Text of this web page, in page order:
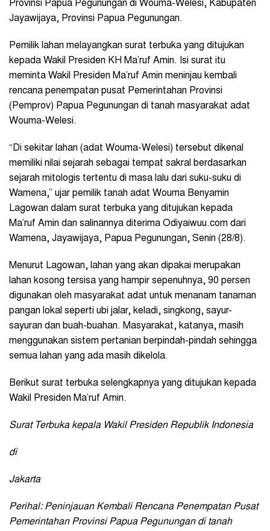
Provinsi Papua Pegunungan di Wouma-Welesi, Kabupaten
Jayawijaya, Provinsi Papua Pegunungan.
Pemilik lahan melayangkan surat terbuka yang ditujukan
kepada Wakil Presiden KH Ma’ruf Amin. Isi surat itu
meminta Wakil Presiden Ma’ruf Amin meninjau kembali
rencana penempatan pusat Pemerintahan Provinsi
(Pemprov) Papua Pegunungan di tanah masyarakat adat
Wouma-Welesi.
“Di sekitar lahan (adat Wouma-Welesi) tersebut dikenal
memiliki nilai sejarah sebagai tempat sakral berdasarkan
sejarah mitologis tertentu di masa lalu dari suku-suku di
Wamena,” ujar pemilik tanah adat Wouma Benyamin
Lagowan dalam surat terbuka yang ditujukan kepada
Ma’ruf Amin dan salinannya diterima Odiyaiwuu.com dari
Wamena, Jayawijaya, Papua Pegunungan, Senin (28/8).
Menurut Lagowan, lahan yang akan dipakai merupakan
lahan kosong tersisa yang hampir sepenuhnya, 90 persen
digunakan oleh masyarakat adat untuk menanam tanaman
pangan lokal seperti ubi jalar, keladi, singkong, sayur-
sayuran dan buah-buahan. Masyarakat, katanya, masih
menggunakan sistem pertanian berpindah-pindah sehingga
semua lahan yang ada masih dikelola.
Berikut surat terbuka selengkapnya yang ditujukan kepada
Wakil Presiden Ma’ruf Amin.
Surat Terbuka kepala Wakil Presiden Republik Indonesia
di
Jakarta
Perihal: Peninjauan Kembali Rencana Penempatan Pusat
Pemerintahan Provinsi Papua Pegunungan di tanah